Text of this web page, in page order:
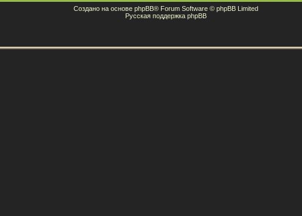
Создано на основе phpBB® Forum Software © phpBB Limited
Русская поддержка phpBB